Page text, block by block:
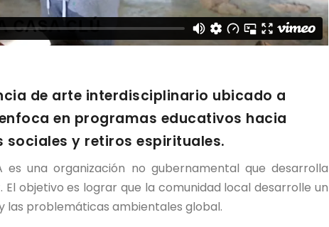
de arte interdisciplinario ubicado a
en programas educativos hacia
y retiros espirituales.
es una organización no gubernamental que desarrolla
objetivo es lograr que la comunidad local desarrolle un
problemáticas ambientales global.